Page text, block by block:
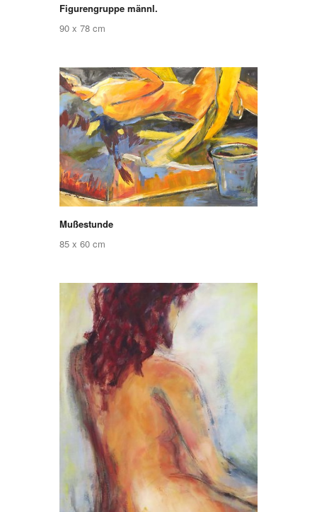
Figurengruppe männl.
90 x 78 cm
Mußestunde
85 x 60 cm